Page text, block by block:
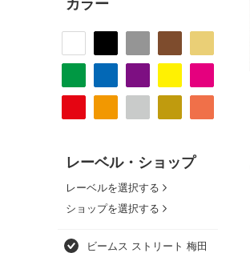
カラー
レーベル・ショップ
レーベルを選択する
ショップを選択する
ビームス ストリート 梅田